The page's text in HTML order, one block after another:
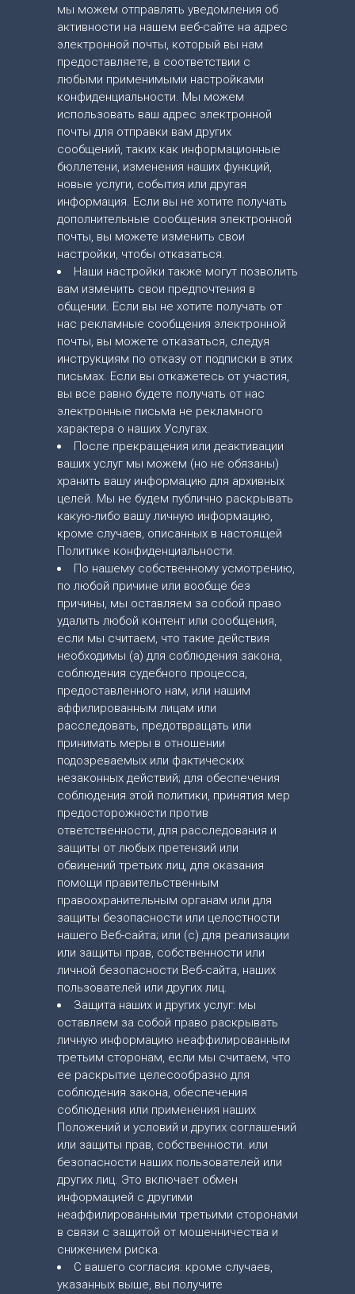
мы можем отправлять уведомления об
активности на нашем веб-сайте на адрес
электронной почты, который вы нам
предоставляете, в соответствии с
любыми применимыми настройками
конфиденциальности. Мы можем
использовать ваш адрес электронной
почты для отправки вам других
сообщений, таких как информационные
бюллетени, изменения наших функций,
новые услуги, события или другая
информация. Если вы не хотите получать
дополнительные сообщения электронной
почты, вы можете изменить свои
настройки, чтобы отказаться.
Наши настройки также могут позволить
вам изменить свои предпочтения в
общении. Если вы не хотите получать от
нас рекламные сообщения электронной
почты, вы можете отказаться, следуя
инструкциям по отказу от подписки в этих
письмах. Если вы откажетесь от участия,
вы все равно будете получать от нас
электронные письма не рекламного
характера о наших Услугах.
После прекращения или деактивации
ваших услуг мы можем (но не обязаны)
хранить вашу информацию для архивных
целей. Мы не будем публично раскрывать
какую-либо вашу личную информацию,
кроме случаев, описанных в настоящей
Политике конфиденциальности.
По нашему собственному усмотрению,
по любой причине или вообще без
причины, мы оставляем за собой право
удалить любой контент или сообщения,
если мы считаем, что такие действия
необходимы (а) для соблюдения закона,
соблюдения судебного процесса,
предоставленного нам, или нашим
аффилированным лицам или
расследовать, предотвращать или
принимать меры в отношении
подозреваемых или фактических
незаконных действий; для обеспечения
соблюдения этой политики, принятия мер
предосторожности против
ответственности, для расследования и
защиты от любых претензий или
обвинений третьих лиц, для оказания
помощи правительственным
правоохранительным органам или для
защиты безопасности или целостности
нашего Веб-сайта; или (c) для реализации
или защиты прав, собственности или
личной безопасности Веб-сайта, наших
пользователей или других лиц.
Защита наших и других услуг: мы
оставляем за собой право раскрывать
личную информацию неаффилированным
третьим сторонам, если мы считаем, что
ее раскрытие целесообразно для
соблюдения закона, обеспечения
соблюдения или применения наших
Положений и условий и других соглашений
или защиты прав, собственности. или
безопасности наших пользователей или
других лиц. Это включает обмен
информацией с другими
неаффилированными третьими сторонами
в связи с защитой от мошенничества и
снижением риска.
С вашего согласия: кроме случаев,
указанных выше, вы получите